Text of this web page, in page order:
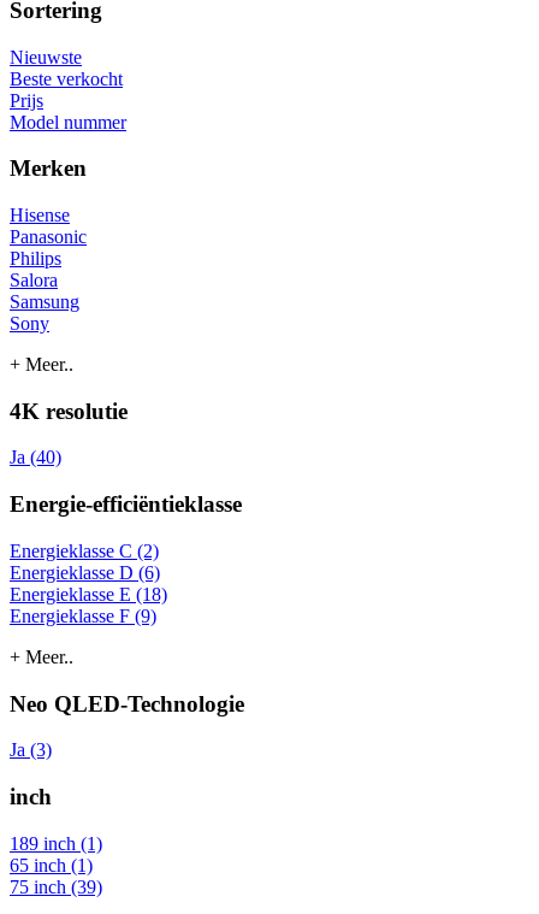
Sortering
Nieuwste
Beste verkocht
Prijs
Model nummer
Merken
Hisense
Panasonic
Philips
Salora
Samsung
Sony
+ Meer..
4K resolutie
Ja (40)
Energie-efficiëntieklasse
Energieklasse C (2)
Energieklasse D (6)
Energieklasse E (18)
Energieklasse F (9)
+ Meer..
Neo QLED-Technologie
Ja (3)
inch
189 inch (1)
65 inch (1)
75 inch (39)